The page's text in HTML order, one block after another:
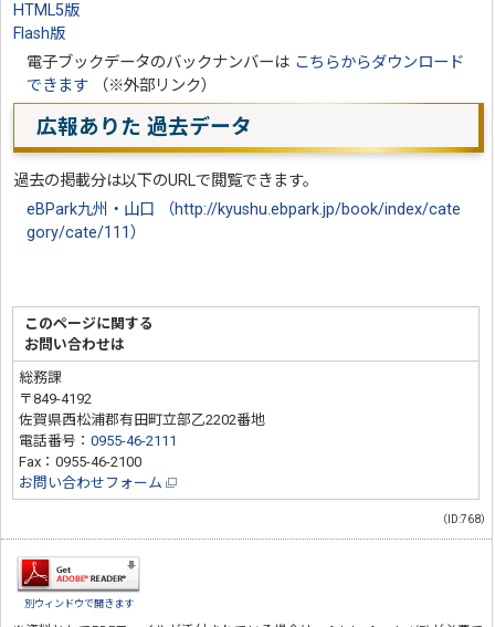
HTML5版
Flash版
電子ブックデータのバックナンバーは こちらからダウンロード
できます （※外部リンク）
広報ありた 過去データ
過去の掲載分は以下のURLで閲覧できます。
eBPark九州・山口 （http://kyushu.ebpark.jp/book/index/cate
gory/cate/111）
このページに関する
お問い合わせは
総務課
〒849-4192
佐賀県西松浦郡有田町立部乙2202番地
電話番号：0955-46-2111
Fax：0955-46-2100
お問い合わせフォーム
（ID:768）
別ウィンドウで開きます